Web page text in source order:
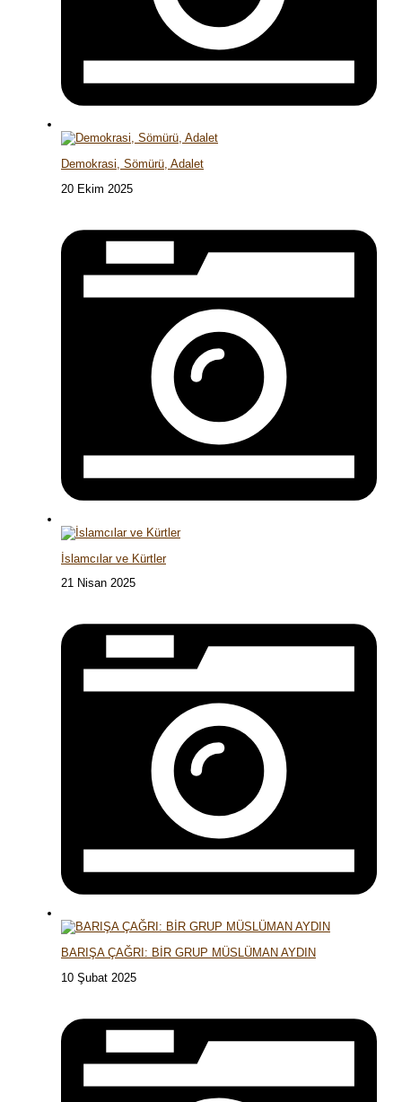
Demokrasi, Sömürü, Adalet
20 Ekim 2025
İslamcılar ve Kürtler
21 Nisan 2025
BARIŞA ÇAĞRI: BİR GRUP MÜSLÜMAN AYDIN
10 Şubat 2025